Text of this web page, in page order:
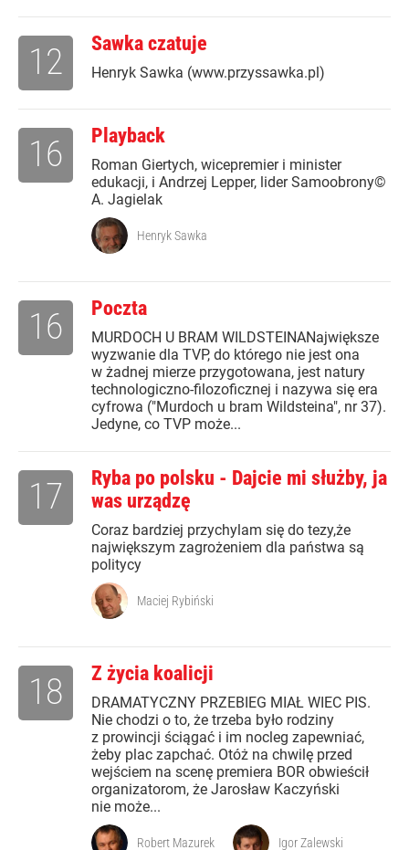
Sawka czatuje
Henryk Sawka (www.przyssawka.pl)
12
Playback
Roman Giertych, wicepremier i minister
edukacji, i Andrzej Lepper, lider Samoobrony©
A. Jagielak
16
Henryk Sawka
Poczta
MURDOCH U BRAM WILDSTEINANajwiększe
wyzwanie dla TVP, do którego nie jest ona
w żadnej mierze przygotowana, jest natury
technologiczno-filozoficznej i nazywa się era
cyfrowa ("Murdoch u bram Wildsteina", nr 37).
Jedyne, co TVP może...
16
Ryba po polsku - Dajcie mi służby, ja
was urządzę
Coraz bardziej przychylam się do tezy,że
największym zagrożeniem dla państwa są
politycy
17
Maciej Rybiński
Z życia koalicji
DRAMATYCZNY PRZEBIEG MIAŁ WIEC PIS.
Nie chodzi o to, że trzeba było rodziny
z prowincji ściągać i im nocleg zapewniać,
żeby plac zapchać. Otóż na chwilę przed
wejściem na scenę premiera BOR obwieścił
organizatorom, że Jarosław Kaczyński
nie może...
18
Robert Mazurek Igor Zalewski